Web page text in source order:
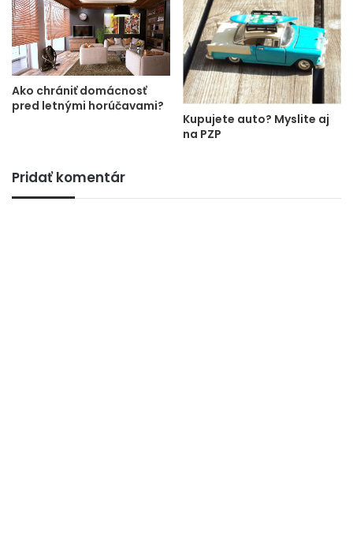
Ako chrániť domácnosť
pred letnými horúčavami?
Kupujete auto? Myslite aj
na PZP
Pridať komentár